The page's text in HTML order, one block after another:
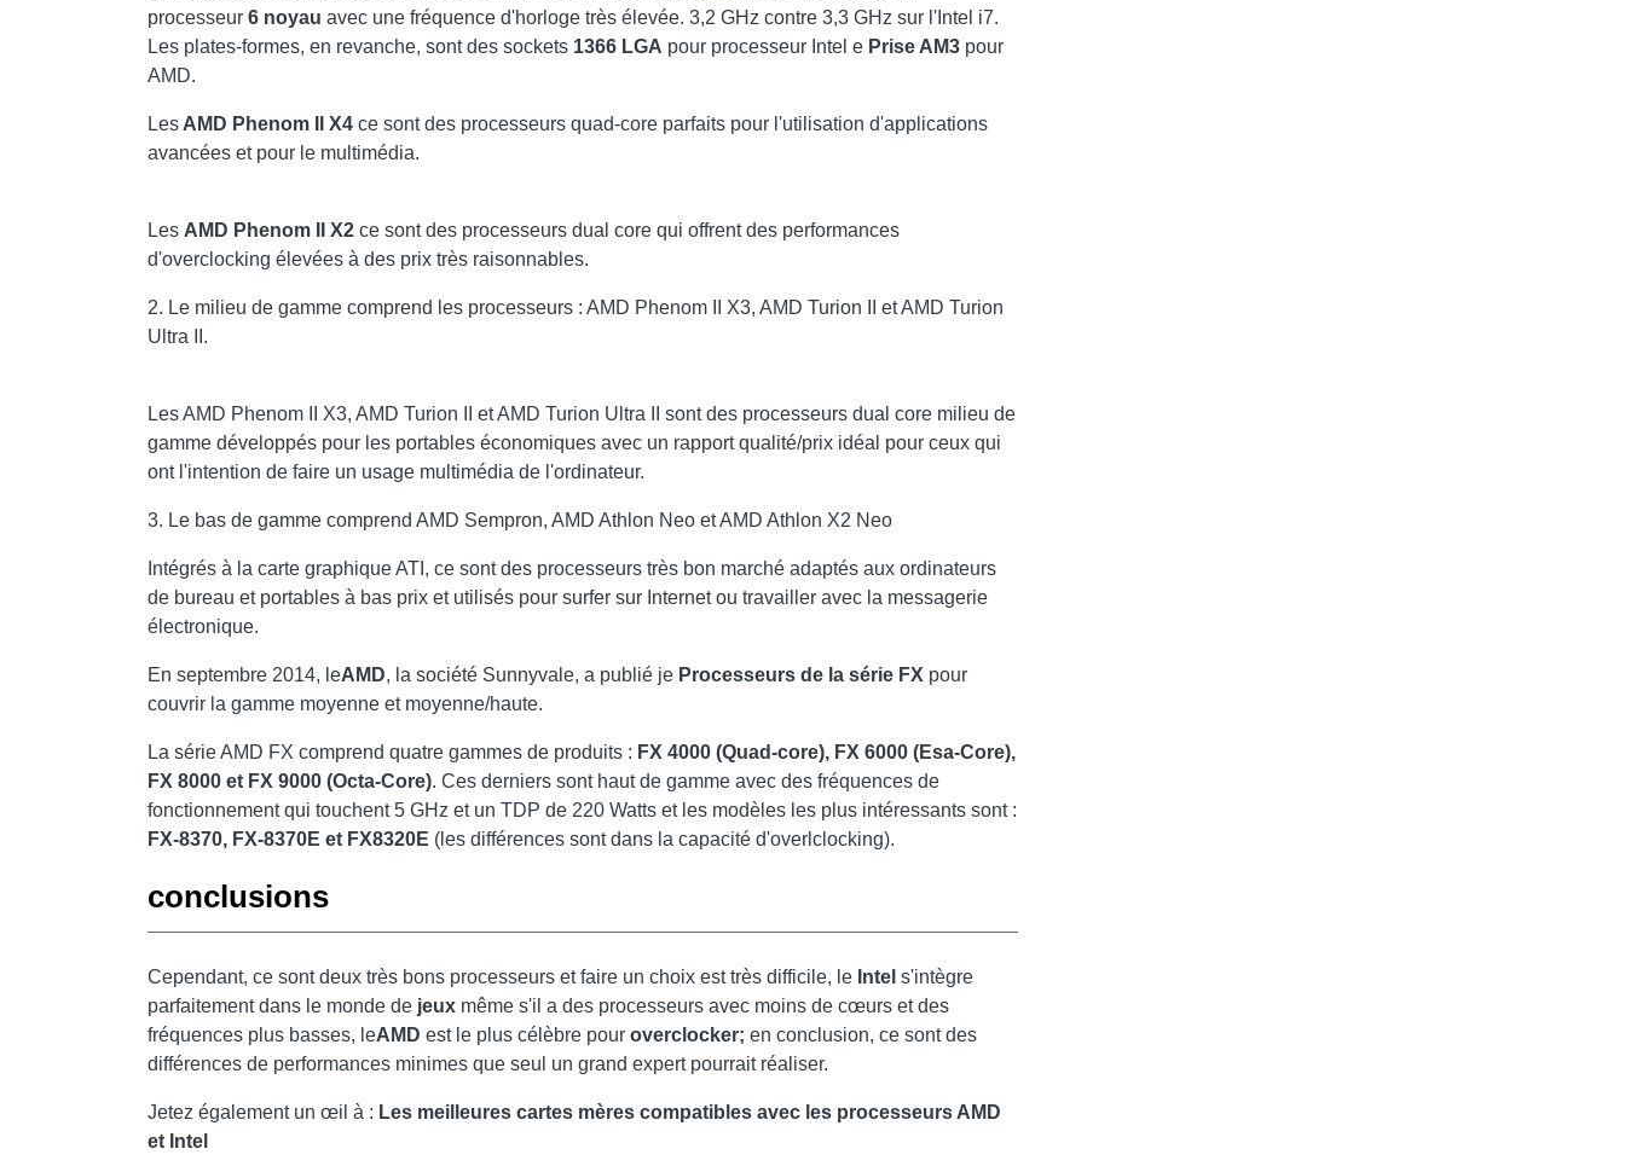
processeur 6 noyau avec une fréquence d'horloge très élevée. 3,2 GHz contre 3,3 GHz sur l'Intel i7.
Les plates-formes, en revanche, sont des sockets 1366 LGA pour processeur Intel e Prise AM3 pour
AMD.
Les AMD Phenom II X4 ce sont des processeurs quad-core parfaits pour l'utilisation d'applications
avancées et pour le multimédia.
Les AMD Phenom II X2 ce sont des processeurs dual core qui offrent des performances
d'overclocking élevées à des prix très raisonnables.
2. Le milieu de gamme comprend les processeurs : AMD Phenom II X3, AMD Turion II et AMD Turion
Ultra II.
Les AMD Phenom II X3, AMD Turion II et AMD Turion Ultra II sont des processeurs dual core milieu de
gamme développés pour les portables économiques avec un rapport qualité/prix idéal pour ceux qui
ont l'intention de faire un usage multimédia de l'ordinateur.
3. Le bas de gamme comprend AMD Sempron, AMD Athlon Neo et AMD Athlon X2 Neo
Intégrés à la carte graphique ATI, ce sont des processeurs très bon marché adaptés aux ordinateurs
de bureau et portables à bas prix et utilisés pour surfer sur Internet ou travailler avec la messagerie
électronique.
En septembre 2014, leAMD, la société Sunnyvale, a publié je Processeurs de la série FX pour
couvrir la gamme moyenne et moyenne/haute.
La série AMD FX comprend quatre gammes de produits : FX 4000 (Quad-core), FX 6000 (Esa-Core),
FX 8000 et FX 9000 (Octa-Core). Ces derniers sont haut de gamme avec des fréquences de
fonctionnement qui touchent 5 GHz et un TDP de 220 Watts et les modèles les plus intéressants sont :
FX-8370, FX-8370E et FX8320E (les différences sont dans la capacité d'overlclocking).
conclusions
Cependant, ce sont deux très bons processeurs et faire un choix est très difficile, le Intel s'intègre
parfaitement dans le monde de jeux même s'il a des processeurs avec moins de cœurs et des
fréquences plus basses, leAMD est le plus célèbre pour overclocker; en conclusion, ce sont des
différences de performances minimes que seul un grand expert pourrait réaliser.
Jetez également un œil à : Les meilleures cartes mères compatibles avec les processeurs AMD
et Intel